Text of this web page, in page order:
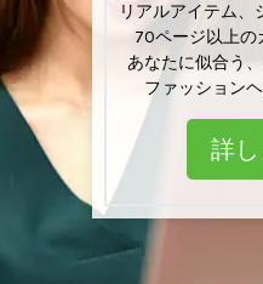
リアルアイテム、
70ページ以上の
あなたに似合う
ファッション
詳
リアルアイテム、
「あなた」専用カ
ファッション・ヘ
詳